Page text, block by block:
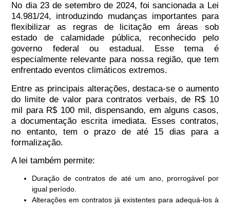
No dia 23 de setembro de 2024, foi sancionada a Lei
14.981/24, introduzindo mudanças importantes para
flexibilizar as regras de licitação em áreas sob
estado de calamidade pública, reconhecido pelo
governo federal ou estadual. Esse tema é
especialmente relevante para nossa região, que tem
enfrentado eventos climáticos extremos.
Entre as principais alterações, destaca-se o aumento
do limite de valor para contratos verbais, de R$ 10
mil para R$ 100 mil, dispensando, em alguns casos,
a documentação escrita imediata. Esses contratos,
no entanto, tem o prazo de até 15 dias para a
formalização.
A lei também permite:
Duração de contratos de até um ano, prorrogável por
igual período.
Alterações em contratos já existentes para adequá-los à